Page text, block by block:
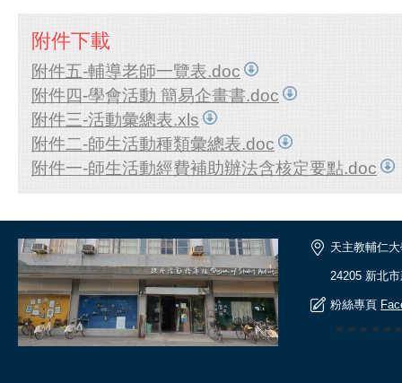
附件下載
附件五-輔導老師一覽表.doc
附件四-學會活動 簡易企畫書.doc
附件三-活動彙總表.xls
附件二-師生活動種類彙總表.doc
附件一-師生活動經費補助辦法含核定要點.doc
天主教輔仁
24205 新北
粉絲專頁